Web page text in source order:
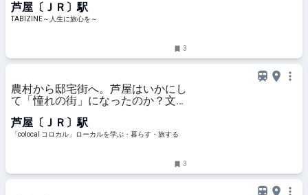
～人生に旅心を～
芦屋〔ＪＲ〕駅
TABIZINE～人生に旅心を～
3
農村から邸宅街へ。芦屋はいかにし
て「憧れの街」になったのか？文・
ーカルを学ぶ・暮らす・旅する
芦屋〔ＪＲ〕駅
「colocal コロカル」ローカルを学ぶ・暮らす・旅する
3